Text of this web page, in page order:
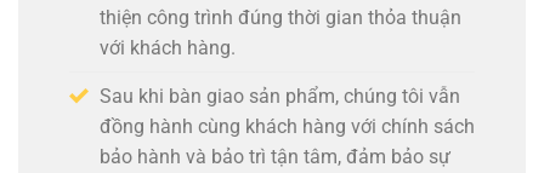
thiện công trình đúng thời gian thỏa thuận
với khách hàng.
Sau khi bàn giao sản phẩm, chúng tôi vẫn
đồng hành cùng khách hàng với chính sách
bảo hành và bảo trì tận tâm, đảm bảo sự